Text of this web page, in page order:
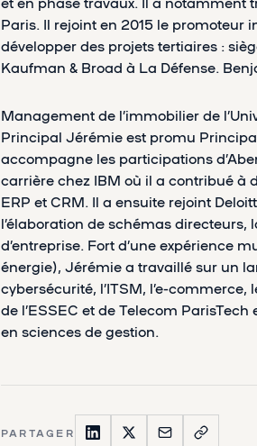
Paris. Il rejoint en 2015 le promoteur
développer des projets tertiaires :
Kaufman & Broad à La Défense.
Management de l’immobilier de
Principal Jérémie est promu
accompagne les participations
carrière chez IBM où il a contribué
ERP et CRM. Il a ensuite rejoint
l’élaboration de schémas
d’entreprise. Fort d’une expérience
énergie), Jérémie a travaillé sur un
cybersécurité, l’ITSM, l’e-
de l’ESSEC et de Telecom
en sciences de gestion.
PARTAGER